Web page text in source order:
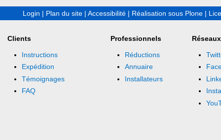
Login | Plan du site| Accessibilité| Réalisation sous Plone|
Clients
Instructions
Expédition
Témoignages
FAQ
Professionnels
Réductions
Annuaire
Installateurs
Réseaux